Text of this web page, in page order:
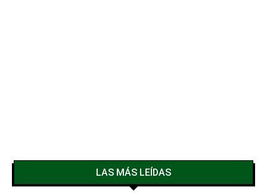
LAS MÁS LEÍDAS